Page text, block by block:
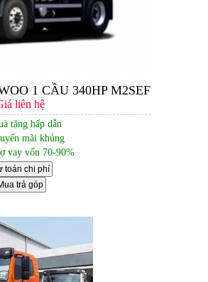
1 CẦU 340HP M2SEF
liên hệ
tặng hấp dẫn
mãi khủng
vay vốn 70-90%
toán chi phí
trả góp